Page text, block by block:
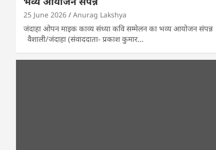
25 June 2026 Anurag Lakshya
जंदाहा ओपन माइक काव्य संध्या कवि सम्मेलन का भव्य आयोजन संपन्न
वैशाली/जंदाहा (संवाददाता- प्रकाश कुमार…